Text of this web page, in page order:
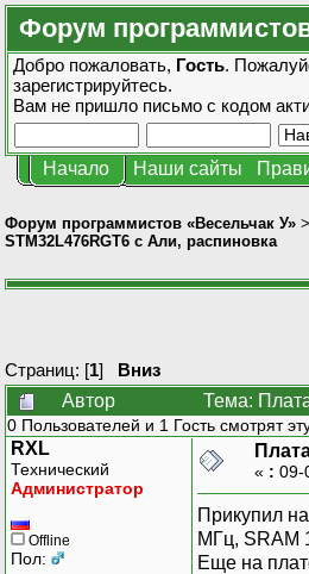
Форум
Добро пожаловать, Гость.
зарегистрируйтесь.
Вам не пришло письмо с кодом
Начало Наши сайты
Форум программистов «Весельчак У» >
STM32L476RGT6 с Али, распиновка
Страниц: [1] Вниз
Автор
Тема:
0 Пользователей и 1 Гость смотрят
RXL
Технический
Администратор
Offline
Пол:
« : 09-
Прикупил
МГц, SRAM
Еще на